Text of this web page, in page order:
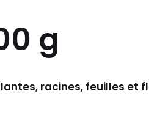
g
racines, feuilles et